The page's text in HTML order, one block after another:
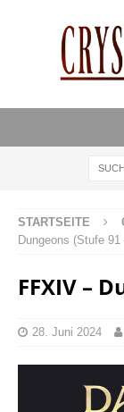
STARTSEITE
Dungeons (Stufe 91
FFXIV –
28. Juni 2024